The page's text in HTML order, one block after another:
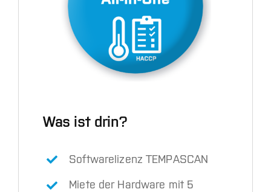
Was ist drin?
Softwarelizenz TEMPASCAN
Miete der Hardware mit 5